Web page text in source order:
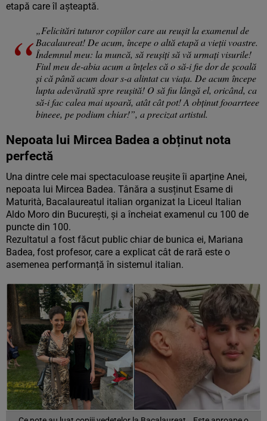
etapă care îl așteaptă.
„Felicitări tuturor copiilor care au reușit la examenul de
Bacalaureat! De acum, începe o altă etapă a vieții voastre.
Îndemnul meu: la muncă, să reușiți să vă urmați visurile!
Fiul meu de-abia acum a înțeles că o să-i fie dor de școală
și că până acum doar s-a alintat cu viața. De acum începe
lupta adevărată spre reușită! O să fiu lângă el, oricând, ca
să-i fac calea mai ușoară, atât cât pot! A obținut fooarrteee
bineee, pe podium chiar!”, a precizat artistul.
Nepoata lui Mircea Badea a obținut nota
perfectă
Una dintre cele mai spectaculoase reușite îi aparține Anei,
nepoata lui Mircea Badea. Tânăra a susținut Esame di
Maturità, Bacalaureatul italian organizat la Liceul Italian
Aldo Moro din București, și a încheiat examenul cu 100 de
puncte din 100.
Rezultatul a fost făcut public chiar de bunica ei, Mariana
Badea, fost profesor, care a explicat cât de rară este o
asemenea performanță în sistemul italian.